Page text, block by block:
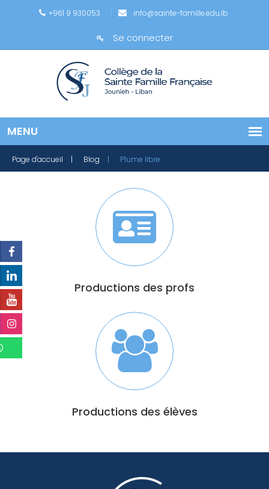
+961 9 930053 info@sainte-famille.edu.lb
Se connecter
Page d'accueil | Blog | Plume libre
Productions des profs
Productions des élèves